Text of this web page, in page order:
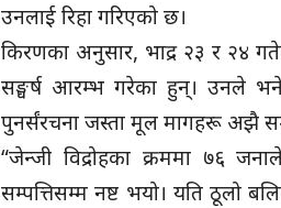
उनलाई रिहा गरिएको छ।
किरणका अनुसार, भाद्र २३ र २४
सङ्घर्ष आरम्भ गरेका हुन्। उनले
पुनर्संरचना जस्ता मूल मागहरू अझै
“जेन्जी विद्रोहका क्रममा ७६
सम्पत्तिसम्म नष्ट भयो। यति ठूलो